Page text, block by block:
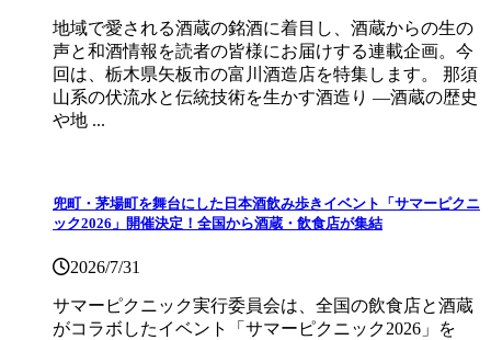
地域で愛される酒蔵の銘酒に着目し、酒蔵からの生の
声と和酒情報を読者の皆様にお届けする連載企画。今
回は、栃木県矢板市の富川酒造店を特集します。 那須
山系の伏流水と伝統技術を生かす酒造り ―酒蔵の歴史
や地 ...
兜町・茅場町を舞台にした日本酒飲み歩きイベント「サマーピクニ
ック2026」開催決定！全国から酒蔵・飲食店が集結
2026/7/31
サマーピクニック実⾏委員会は、全国の飲⾷店と酒蔵
がコラボしたイベント「サマーピクニック2026」を